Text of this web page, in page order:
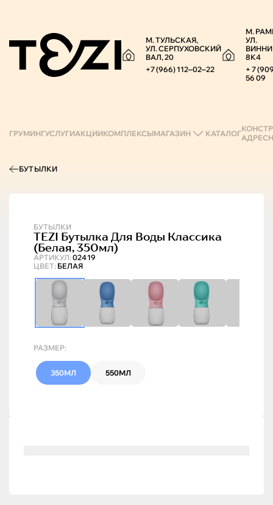
М. ТУЛЬСКАЯ,
УЛ. СЕРПУХОВСКИЙ
ВАЛ, 20
+7 (966) 112‒02‒22
М.
УЛ.
8К4
+ 7
56 09
ГРУМИНГУСЛУГИАКЦИИКОМПЛЕКСЫМАГАЗИН КАТАЛОГ
БУТЫЛКИ
БУТЫЛКИ
АРТИКУЛ: 02419
TEZI Бутылка Для Воды Классика
(белая, 350мл)
ЦВЕТ: БЕЛАЯ
РАЗМЕР:
350МЛ 550МЛ